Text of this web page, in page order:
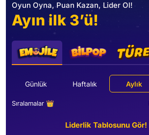
Oyun Oyna, Puan Kazan, Lider Ol!
Ayın ilk 3’ü!
Günlük Haftalık Aylık
Sıralamalar 👑
Liderlik Tablosunu Gör!